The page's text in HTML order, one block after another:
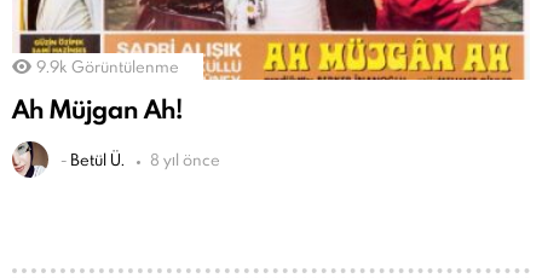
9.9k Görüntülenme
Ah Müjgan Ah!
- Betül Ü. 8 yıl önce